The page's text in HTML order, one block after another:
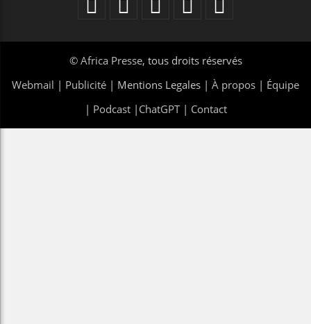
© Africa Presse, tous droits réservés
Webmail | Publicité | Mentions Legales | À propos | Équipe
| Podcast| ChatGPT| Contact